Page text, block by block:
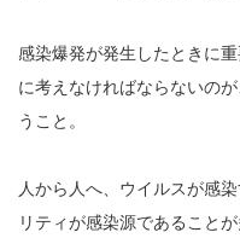
感染爆発が発生したときに
に考えなければならないの
うこと。
人から人へ、ウイルスが感
リティが感染源であること